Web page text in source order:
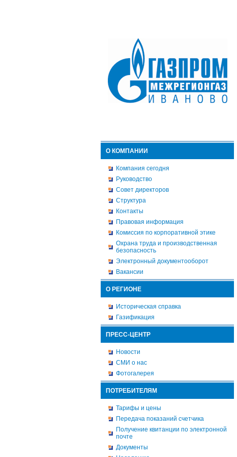
О КОМПАНИИ
Компания сегодня
Руководство
Совет директоров
Структура
Контакты
Правовая информация
Комиссия по корпоративной этике
Охрана труда и производственная
безопасность
Электронный документооборот
Вакансии
О РЕГИОНЕ
Историческая справка
Газификация
ПРЕСС-ЦЕНТР
Новости
СМИ о нас
Фотогалерея
ПОТРЕБИТЕЛЯМ
Тарифы и цены
Передача показаний счетчика
Получение квитанции по электронной
почте
Документы